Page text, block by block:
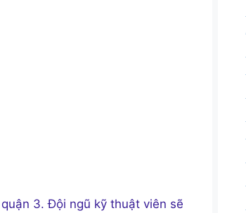
3. Đội ngũ kỹ thuật viên sẽ